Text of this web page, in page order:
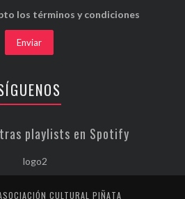
los términos y condiciones
playlists en Spotify
CULTURAL PIÑATA